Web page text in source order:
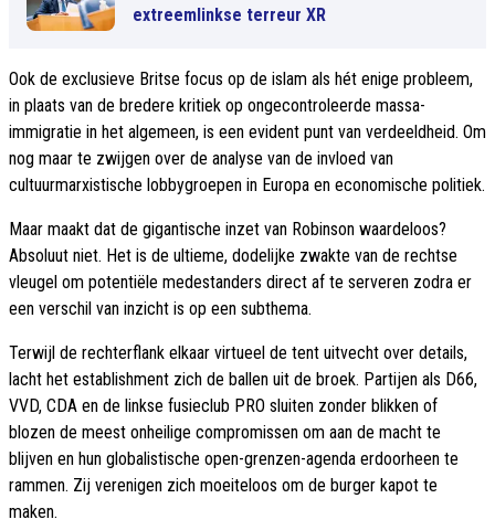
extreemlinkse terreur XR
Ook de exclusieve Britse focus op de islam als hét enige probleem,
in plaats van de bredere kritiek op ongecontroleerde massa-
immigratie in het algemeen, is een evident punt van verdeeldheid. Om
nog maar te zwijgen over de analyse van de invloed van
cultuurmarxistische lobbygroepen in Europa en economische politiek.
Maar maakt dat de gigantische inzet van Robinson waardeloos?
Absoluut niet. Het is de ultieme, dodelijke zwakte van de rechtse
vleugel om potentiële medestanders direct af te serveren zodra er
een verschil van inzicht is op een subthema.
Terwijl de rechterflank elkaar virtueel de tent uitvecht over details,
lacht het establishment zich de ballen uit de broek. Partijen als D66,
VVD, CDA en de linkse fusieclub PRO sluiten zonder blikken of
blozen de meest onheilige compromissen om aan de macht te
blijven en hun globalistische open-grenzen-agenda erdoorheen te
rammen. Zij verenigen zich moeiteloos om de burger kapot te
maken.